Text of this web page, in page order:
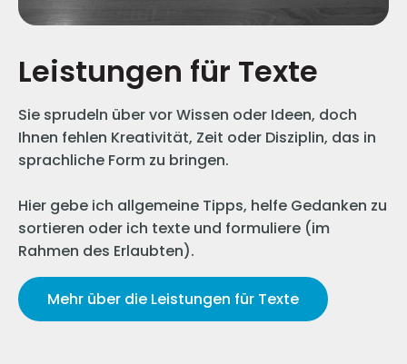
Leistungen für Texte
Sie sprudeln über vor Wissen oder Ideen, doch
Ihnen fehlen Kreativität, Zeit oder Disziplin, das in
sprachliche Form zu bringen.​​
Hier gebe ich allgemeine Tipps, helfe Gedanken zu
sortieren oder ich texte und formuliere (im
Rahmen des Erlaubten).
Mehr über die Leistungen für Texte